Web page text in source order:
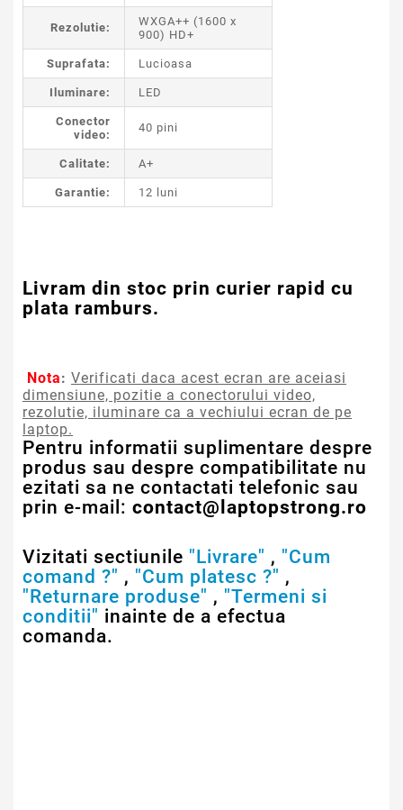
Rezolutie:
WXGA++ (1600 x
900) HD+
Suprafata: Lucioasa
Iluminare: LED
Conector
video:
40 pini
Calitate: A+
Garantie: 12 luni
Livram din stoc prin curier rapid cu
plata ramburs.
Nota: Verificati daca acest ecran are aceiasi
dimensiune, pozitie a conectorului video,
rezolutie, iluminare ca a vechiului ecran de pe
laptop.
Pentru informatii suplimentare despre
produs sau despre compatibilitate nu
ezitati sa ne contactati telefonic sau
prin e-mail: contact@laptopstrong.ro
Vizitati sectiunile "Livrare" , "Cum
comand ?" , "Cum platesc ?" ,
"Returnare produse" , "Termeni si
conditii" inainte de a efectua
comanda.